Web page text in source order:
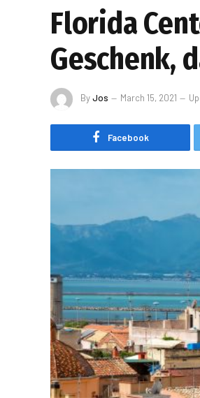
Florida
Geschenk,
ByJos March 15, 2021
Facebook